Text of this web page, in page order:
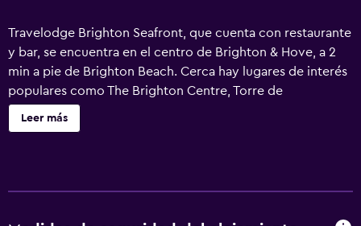
Travelodge Brighton Seafront, que cuenta con restaurante
y bar, se encuentra en el centro de Brighton & Hove, a 2
min a pie de Brighton Beach. Cerca hay lugares de interés
populares como The Brighton Centre, Torre de
Observación i360 y Muelle de Brighton. Este alojamiento
libre de humo está a 5 min a pie de Centro comercial
Leer más